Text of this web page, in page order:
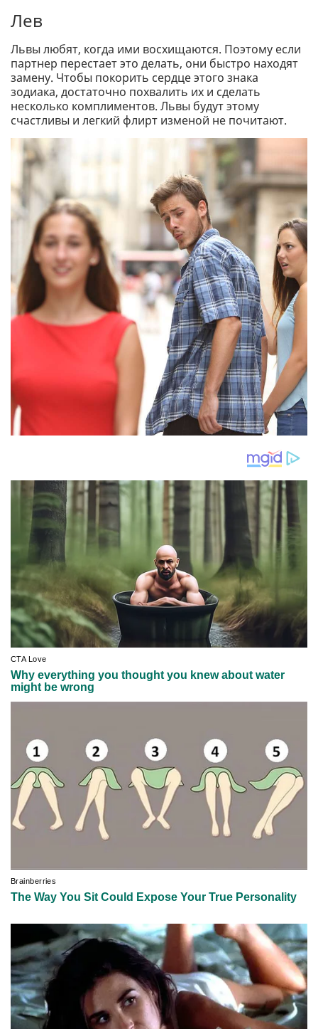
Лев
Львы любят, когда ими восхищаются. Поэтому если
партнер перестает это делать, они быстро находят
замену. Чтобы покорить сердце этого знака
зодиака, достаточно похвалить их и сделать
несколько комплиментов. Львы будут этому
счастливы и легкий флирт изменой не почитают.